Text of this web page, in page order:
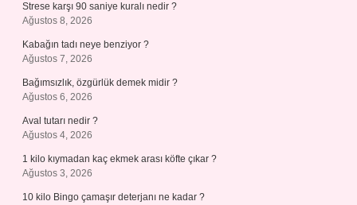
Strese karşı 90 saniye kuralı nedir ?
Ağustos 8, 2026
Kabağın tadı neye benziyor ?
Ağustos 7, 2026
Bağımsızlık, özgürlük demek midir ?
Ağustos 6, 2026
Aval tutarı nedir ?
Ağustos 4, 2026
1 kilo kıymadan kaç ekmek arası köfte çıkar ?
Ağustos 3, 2026
10 kilo Bingo çamaşır deterjanı ne kadar ?